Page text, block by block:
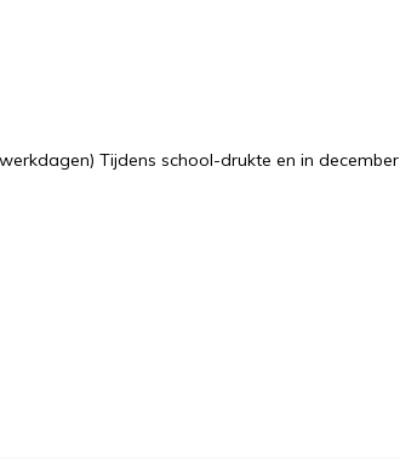
Tijdens school-drukte en in december